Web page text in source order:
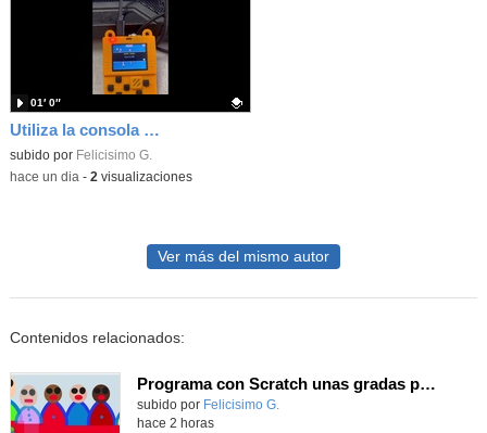
Utiliza la consola Meowbit de KIttenbot para jugar con tus programas MakeCode Arcade
Contenido educativo.
subido por Felicisimo G.
01′ 0″
-hace un dia - 2 visualizaciones
Ver más del mismo autor
Contenidos relacionados:
Programa con Scratch unas gradas para que produzca el efecto de desplazamiento.
Contenido educativo.
subido por Felicisimo G.
hace 2 horas